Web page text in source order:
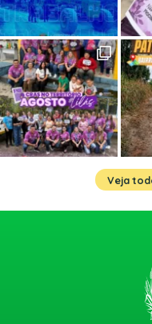
Veja